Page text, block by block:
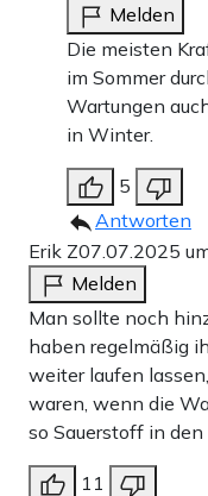
Melden
Die meisten
im Sommer
Wartungen
in Winter.
5
Antworten
Erik Z07.07.2025
Melden
Man sollte noch
haben regelmäßig
weiter laufen
waren, wenn die
so Sauerstoff in den
11